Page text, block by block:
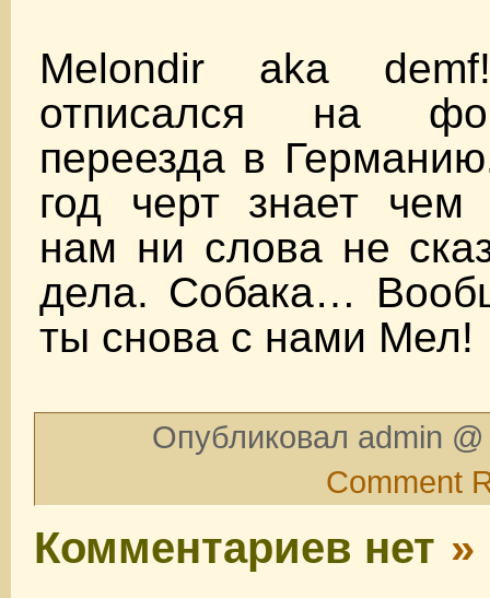
Melondir aka
отписался на
переезда в
год черт знает чем
нам ни слова не
дела. Собака…
ты снова с нами Мел!
Опубликовал admin
Comment
Комментариев нет »